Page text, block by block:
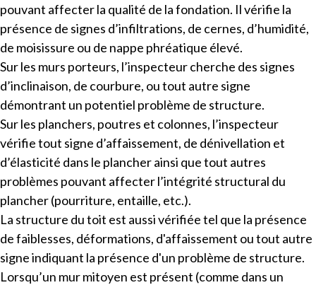
pouvant affecter la qualité de la fondation. Il vérifie la
présence de signes d’infiltrations, de cernes, d’humidité,
de moisissure ou de nappe phréatique élevé.
Sur les murs porteurs, l’inspecteur cherche des signes
d’inclinaison, de courbure, ou tout autre signe
démontrant un potentiel problème de structure.
Sur les planchers, poutres et colonnes, l’inspecteur
vérifie tout signe d’affaissement, de dénivellation et
d’élasticité dans le plancher ainsi que tout autres
problèmes pouvant affecter l’intégrité structural du
plancher (pourriture, entaille, etc.).
La structure du toit est aussi vérifiée tel que la présence
de faiblesses, déformations, d'affaissement ou tout autre
signe indiquant la présence d'un problème de structure.
Lorsqu’un mur mitoyen est présent (comme dans un